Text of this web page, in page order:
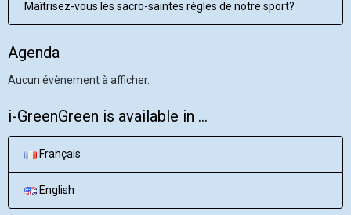
Maîtrisez-vous les sacro-saintes règles de notre sport?
Agenda
Aucun évènement à afficher.
i-GreenGreen is available in ...
Français
English